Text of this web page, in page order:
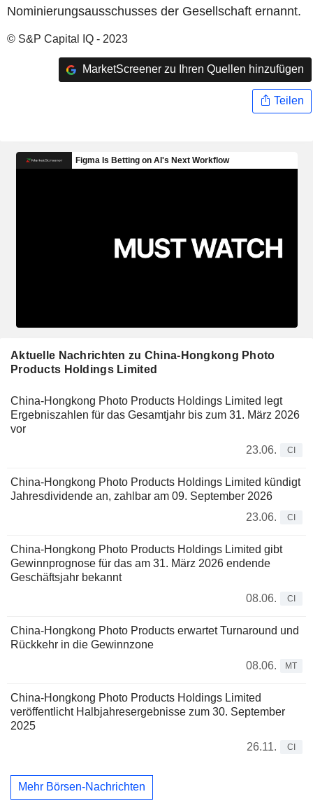
Nominierungsausschusses der Gesellschaft ernannt.
© S&P Capital IQ - 2023
MarketScreener zu Ihren Quellen hinzufügen
Teilen
Aktuelle Nachrichten zu China-Hongkong Photo
Products Holdings Limited
China-Hongkong Photo Products Holdings Limited legt
Ergebniszahlen für das Gesamtjahr bis zum 31. März 2026
vor
23.06.
CI
China-Hongkong Photo Products Holdings Limited kündigt
Jahresdividende an, zahlbar am 09. September 2026
23.06.
CI
China-Hongkong Photo Products Holdings Limited gibt
Gewinnprognose für das am 31. März 2026 endende
Geschäftsjahr bekannt
08.06.
CI
China-Hongkong Photo Products erwartet Turnaround und
Rückkehr in die Gewinnzone
08.06.
MT
China-Hongkong Photo Products Holdings Limited
veröffentlicht Halbjahresergebnisse zum 30. September
2025
26.11.
CI
Mehr Börsen-Nachrichten